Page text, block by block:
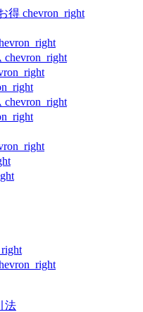
得 chevron_right
chevron_right
chevron_right
法